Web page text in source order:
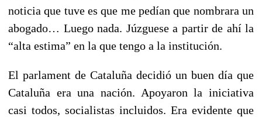
noticia que tuve es que me pedían que nombrara un
abogado… Luego nada. Júzguese a partir de ahí la
“alta estima” en la que tengo a la institución.
El parlament de Cataluña decidió un buen día que
Cataluña era una nación. Apoyaron la iniciativa
casi todos, socialistas incluidos. Era evidente que